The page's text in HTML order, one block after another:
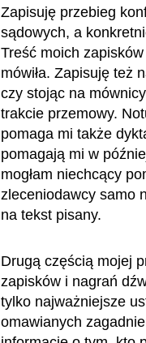
Zapisuję przebieg
sądowych, a
Treść moich
mówiła. Zapisuję też
czy stojąc na
trakcie przemowy.
pomaga mi także
pomagają mi w
mogłam niechcący
zleceniodawcy samo
na tekst pisany.
Drugą częścią mojej
zapisków i nagrań
tylko najważniejsze
omawianych